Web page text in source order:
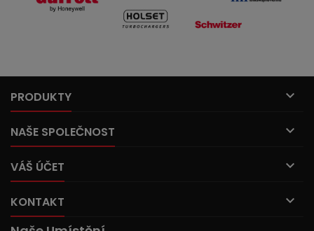
PRODUKTY 
NAŠE SPOLEČNOST 
VÁŠ ÚČET 
KONTAKT 